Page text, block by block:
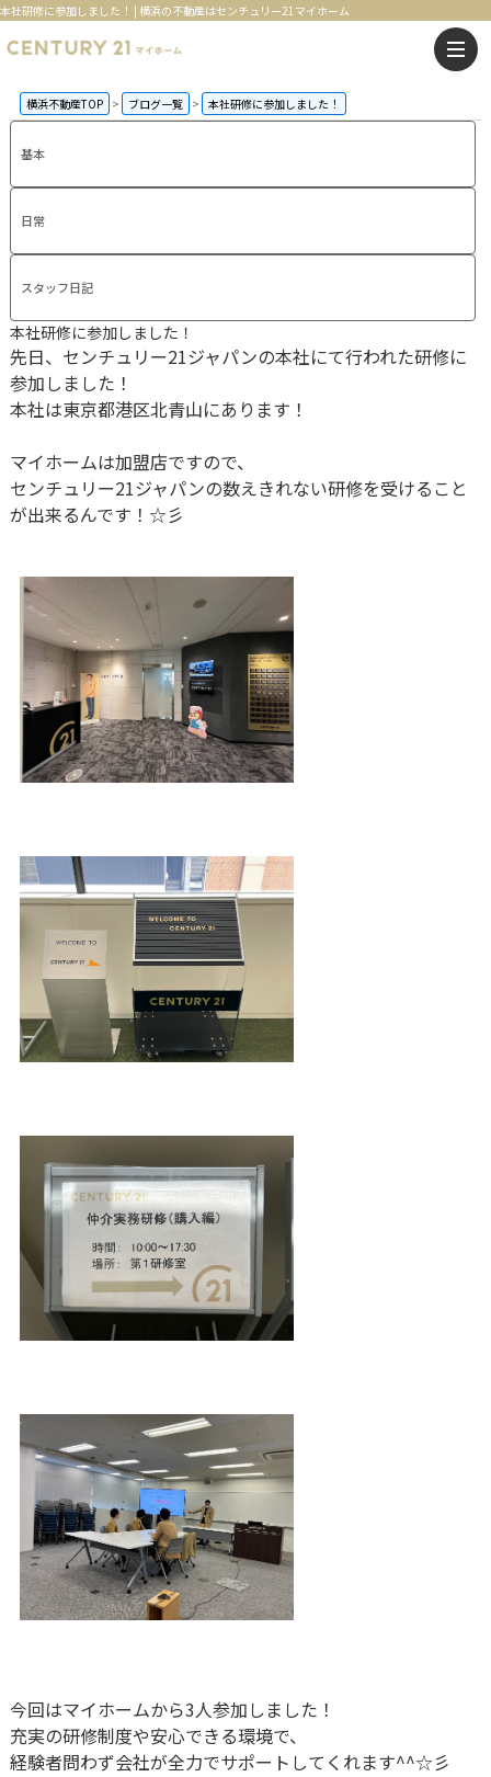
本社研修に参加しました！ | 横浜の不動産はセンチュリー21マイホーム
横浜不動産TOP ブログ一覧 本社研修に参加しました！
基本
日常
スタッフ日記
本社研修に参加しました！
先日、センチュリー21ジャパンの本社にて行われた研修に
参加しました！
本社は東京都港区北青山にあります！
マイホームは加盟店ですので、
センチュリー21ジャパンの数えきれない研修を受けること
が出来るんです！☆彡
今回はマイホームから3人参加しました！
充実の研修制度や安心できる環境で、
経験者問わず会社が全力でサポートしてくれます^^☆彡